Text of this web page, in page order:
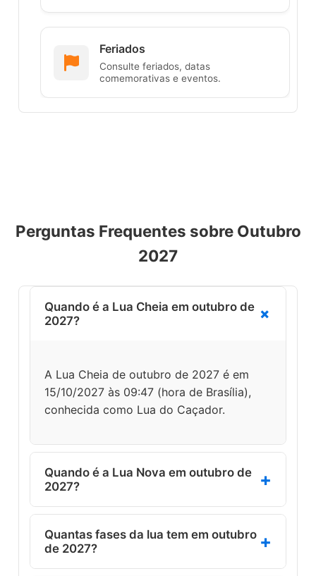
Feriados
Consulte feriados, datas
comemorativas e eventos.
Perguntas Frequentes sobre Outubro
2027
Quando é a Lua Cheia em outubro de
2027?
A Lua Cheia de outubro de 2027 é em
15/10/2027 às 09:47 (hora de Brasília),
conhecida como Lua do Caçador.
Quando é a Lua Nova em outubro de
2027?
A Lua Nova de outubro de 2027 é em
29/10/2027 às 09:36 (hora de Brasília). É
Quantas fases da lua tem em outubro
de 2027?